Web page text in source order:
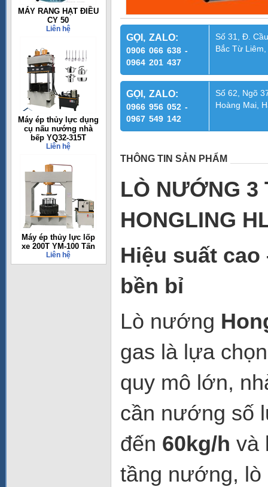
MÁY RANG HẠT ĐIỀU
CY 50
Liên hệ
Máy ép thủy lực dụng
cụ nấu nướng nhà
bếp YQ32-315T
Liên hệ
Máy ép thủy lực lốp
xe 200T YM-100 Tấn
Liên hệ
GỌI, ZALO:
0906 066 638 -
0964 201 437
Số 31, Đ.
Bắc Từ
GỌI, ZALO:
0966 956 052 -
0967 549 142
Số 62, Ngõ
Hoàng Mai,
THÔNG TIN SẢN PHẨM
LÒ NƯỚNG 3
HONGLING
Hiệu suất
bền bỉ
Lò nướng
gas là lựa
quy mô lớn,
cần nướng số
đến 60kg/h và
tầng nướng,